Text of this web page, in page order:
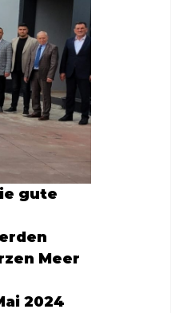
gute
Meer
2024